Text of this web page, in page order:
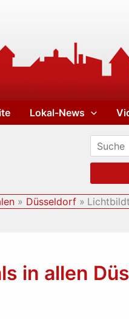
Lokal-News
Düsseldorf
in allen